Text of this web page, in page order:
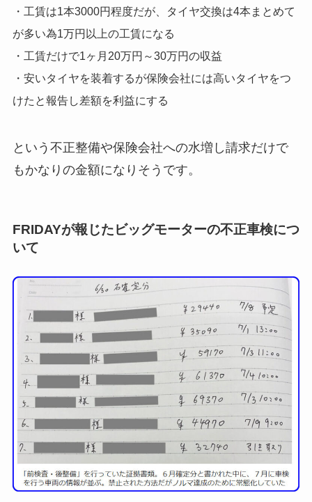
・工賃は1本3000円程度だが、タイヤ交換は4本まとめて
が多い為1万円以上の工賃になる
・工賃だけで1ヶ月20万円～30万円の収益
・安いタイヤを装着するが保険会社には高いタイヤをつ
けたと報告し差額を利益にする
という不正整備や保険会社への水増し請求だけで
もかなりの金額になりそうです。
FRIDAYが報じたビッグモーターの不正車検につ
いて